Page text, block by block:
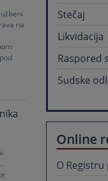
na
Stečaj
Likvidacija
Raspored
Sudske
Online
O